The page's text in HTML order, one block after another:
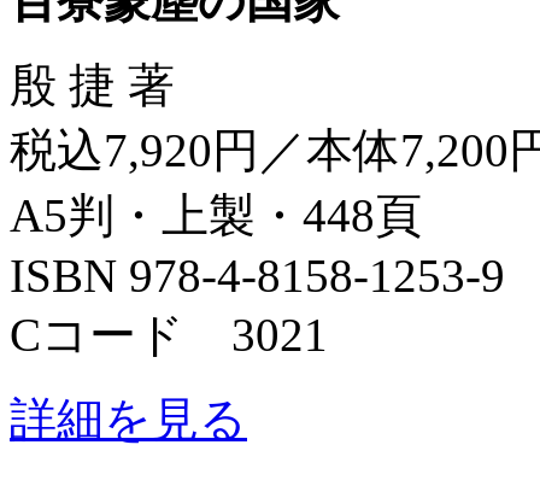
殷 捷 著
税込7,920円／本体7,200
A5判・上製・448頁
ISBN 978-4-8158-1253-9
Cコード 3021
詳細を見る